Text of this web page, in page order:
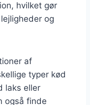
hvilket gør
og
af
typer kød
laks eller
også finde